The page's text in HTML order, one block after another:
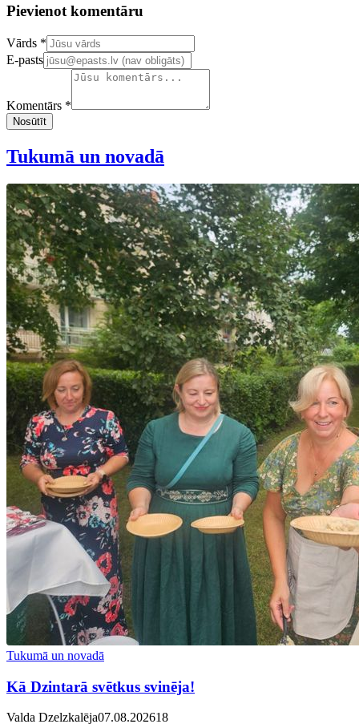
Pievienot komentāru
Confirm your email address
Vārds *
E-pasts
Komentārs *
Nosūtīt
Tukumā un novadā
Tukumā un novadā
Kā Dzintarā svētkus svinēja!
Valda Dzelzkalēja07.08.202618